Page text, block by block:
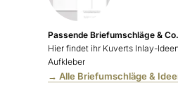
Passende Briefumschläge &
Hier findet ihr Kuverts Inlay-Ideen
Aufkleber
→ Alle Briefumschläge &